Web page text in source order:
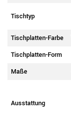
Tischtyp
Tischplatten-Farbe
Tischplatten-Form
Maße
Ausstattung